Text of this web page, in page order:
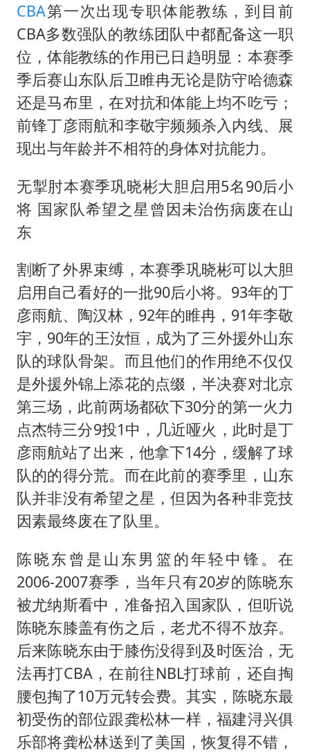
CBA第一次出现专职体能教练，到目前
CBA多数强队的教练团队中都配备这一职
位，体能教练的作用已日趋明显：本赛季
季后赛山东队后卫睢冉无论是防守哈德森
还是马布里，在对抗和体能上均不吃亏；
前锋丁彦雨航和李敬宇频频杀入内线、展
现出与年龄并不相符的身体对抗能力。
无掣肘本赛季巩晓彬大胆启用5名90后小
将 国家队希望之星曾因未治伤病废在山
东
割断了外界束缚，本赛季巩晓彬可以大胆
启用自己看好的一批90后小将。93年的丁
彦雨航、陶汉林，92年的睢冉，91年李敬
宇，90年的王汝恒，成为了三外援外山东
队的球队骨架。而且他们的作用绝不仅仅
是外援外锦上添花的点缀，半决赛对北京
第三场，此前两场都砍下30分的第一火力
点杰特三分9投1中，几近哑火，此时是丁
彦雨航站了出来，他拿下14分，缓解了球
队的的得分荒。而在此前的赛季里，山东
队并非没有希望之星，但因为各种非竞技
因素最终废在了队里。
陈晓东曾是山东男篮的年轻中锋。在
2006-2007赛季，当年只有20岁的陈晓东
被尤纳斯看中，准备招入国家队，但听说
陈晓东膝盖有伤之后，老尤不得不放弃。
后来陈晓东由于膝伤没得到及时医治，无
法再打CBA，在前往NBL打球前，还自掏
腰包掏了10万元转会费。其实，陈晓东最
初受伤的部位跟龚松林一样，福建浔兴俱
乐部将龚松林送到了美国，恢复得不错，